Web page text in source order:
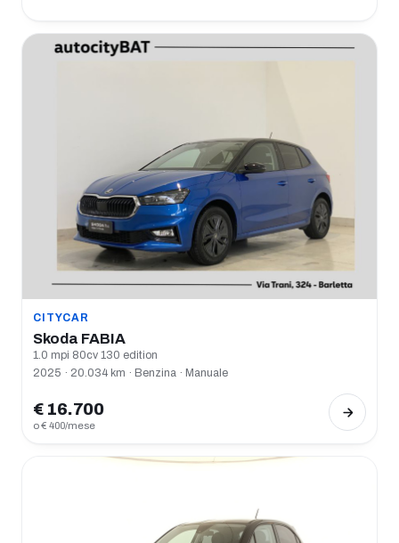
CITYCAR
Skoda FABIA
1.0 mpi 80cv 130 edition
2025 · 20.034 km · Benzina · Manuale
€ 16.700
o € 400/mese